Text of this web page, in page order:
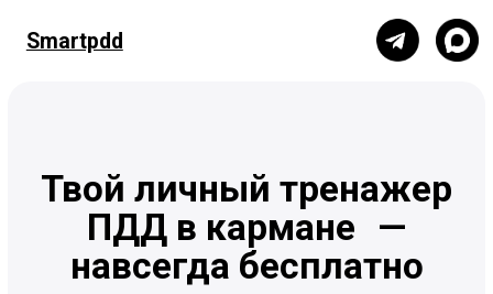
Smartpdd
Не автошкола. Не репетитор. Умное приложение,
которое знает твои слабые места и ведёт тебя
к экзамену по кратчайшей дороге. Работает без
интернета. Навсегда и бесплатно.
навсегда бесплатно
Smartpdd